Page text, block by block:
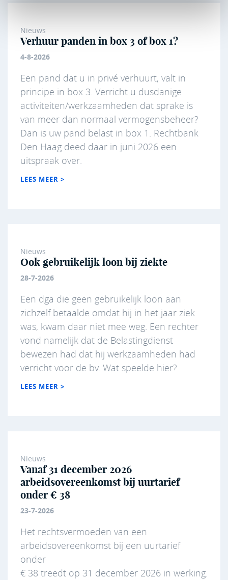
Nieuws
Verhuur panden in box 3 of box 1?
4-8-2026
Een pand dat u in privé verhuurt, valt in
principe in box 3. Verricht u dusdanige
activiteiten/werkzaamheden dat sprake is
van meer dan normaal vermogensbeheer?
Dan is uw pand belast in box 1. Rechtbank
Den Haag deed daar in juni 2026 een
uitspraak over.
LEES MEER >
Nieuws
Ook gebruikelijk loon bij ziekte
28-7-2026
Een dga die geen gebruikelijk loon aan
zichzelf betaalde omdat hij in het jaar ziek
was, kwam daar niet mee weg. Een rechter
vond namelijk dat de Belastingdienst
bewezen had dat hij werkzaamheden had
verricht voor de bv. Wat speelde hier?
LEES MEER >
Nieuws
Vanaf 31 december 2026
arbeidsovereenkomst bij uurtarief
onder € 38
23-7-2026
Het rechtsvermoeden van een
arbeidsovereenkomst bij een uurtarief
onder
€ 38 treedt op 31 december 2026 in werking.